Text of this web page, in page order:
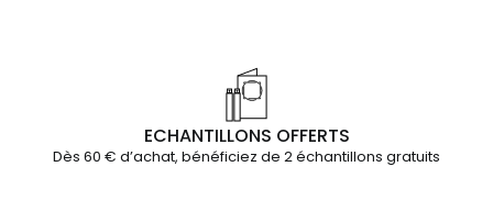
ECHANTILLONS OFFERTS
Dès 60 € d’achat, bénéficiez de 2 échantillons gratuits